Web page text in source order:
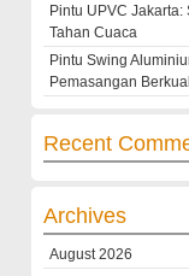
Pintu UPVC Jakarta:
Tahan Cuaca
Pintu Swing
Pemasangan
Recent
Archives
August 2026